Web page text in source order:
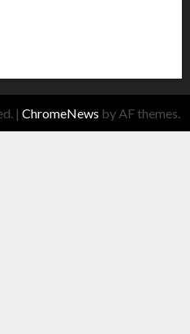
| ChromeNews by AF themes.